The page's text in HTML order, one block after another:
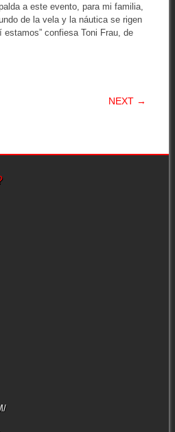
a este evento, para mi familia,
de la vela y la náutica se rigen
confiesa Toni Frau, de
NEXT →